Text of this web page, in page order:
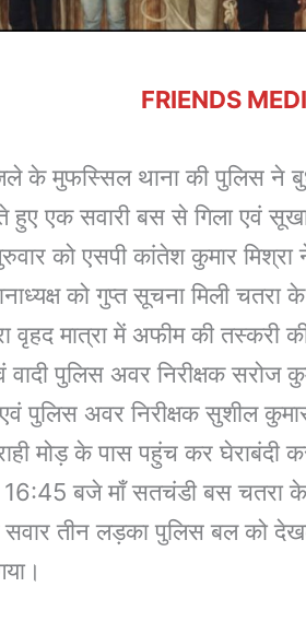
FRIENDS
के मुफस्सिल थाना की पुलिस ने
हुए एक सवारी बस से गिला एवं
को एसपी कांतेश कुमार मिश्रा
को गुप्त सूचना मिली
वृहद मात्रा में अफीम की
पुलिस अवर निरीक्षक सरोज
एवं पुलिस अवर निरीक्षक सुशील
मोड़ के पास पहुंच कर घेराबंदी
16:45 बजे माँ सतचंडी बस चतरा
तीन लड़का पुलिस बल को